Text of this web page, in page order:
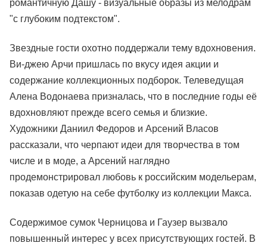
романтичную Дашу - визуальные образы из мелодрам
"с глубоким подтекстом".
Звездные гости охотно поддержали тему вдохновения.
Ви-джею Арчи пришлась по вкусу идея акции и
содержание коллекционных подборок. Телеведущая
Алена Водонаева призналась, что в последние годы её
вдохновляют прежде всего семья и близкие.
Художники Даниил Федоров и Арсений Власов
рассказали, что черпают идеи для творчества в том
числе и в моде, а Арсений наглядно
продемонстрировал любовь к российским модельерам,
показав одетую на себе футболку из коллекции Макса.
Содержимое сумок Черницова и Гаузер вызвало
повышенный интерес у всех присутствующих гостей. В